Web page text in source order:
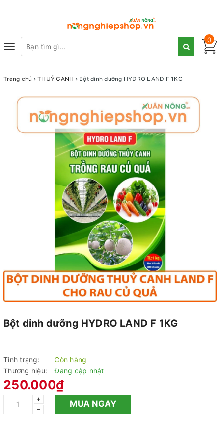
Toggle
0
Trang chủ THUỶ CANH Bột dinh dưỡng HYDRO LAND F 1KG
Bột dinh dưỡng HYDRO LAND F 1KG
Tình trạng:
Còn hàng
Thương hiệu:
Đang cập nhật
250.000₫
+
–
MUA NGAY